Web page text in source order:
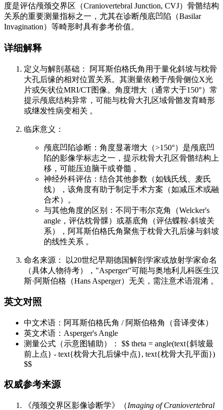
度是评估颅颈交界区（Craniovertebral Junction, CVJ）骨骼结构
关系的重要测量指标之一，尤其在诊断颅底凹陷（Basilar
Invagination）等畸形时具有参考价值。
详细解释
定义与解剖基础： 阿耳斯伯格氏角用于量化斜坡与枕骨
大孔后缘的相对位置关系。其测量依赖于颅骨侧位X光
片或矢状位MRI/CT图像。角度增大（通常大于150°）常
提示颅底结构异常，可能与枕骨大孔区域骨骼发育畸形
或继发性病变相关 。
临床意义：
颅底凹陷诊断：角度显著增大（>150°）是颅底凹
陷的影像学标志之一，提示枕骨大孔区骨骼结构上
移，可能压迫脑干或脊髓 。
神经外科评估：结合其他参数（如钱氏线、麦氏
线），该角度有助于制定手术方案（如减压术或融
合术）。
与其他角度的区别：不同于韦尔克角（Welcker's
angle，评估枕骨髁）或基底角（评估蝶鞍-斜坡关
系），阿耳斯伯格氏角聚焦于枕骨大孔后缘与斜坡
的线性关系 。
命名来源： 以20世纪早期德国解剖学家或放射学家命名
（具体人物待考），"Asperger"可能与奥地利儿科医生汉
斯·阿斯伯格（Hans Asperger）无关，需注意术语混淆 。
英文对照
中文术语：阿耳斯伯格氏角 / 阿斯伯格角（音译变体）
英文术语：Asperger's Angle
测量公式（示意图辅助）： $$ theta = angle(text{斜坡最
前上点} - text{枕骨大孔后缘中点}, text{枕骨大孔平面})
$$
权威参考来源
《颅颈交界区影像诊断学》（Imaging of Craniovertebral